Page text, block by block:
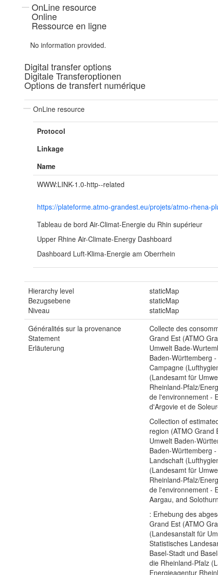
OnLine resource
Online
Ressource en ligne
No information provided.
Digital transfer options
Digitale Transferoptionen
Options de transfert numérique
OnLine resource
Protocol
Linkage
Name
WWW:LINK-1.0-http--related
https://plateforme.atmo-grandest.eu/projets/atmo-rhena-
Tableau de bord Air-Climat-Energie du Rhin supérieur
Upper Rhine Air-Climate-Energy Dashboard
Dashboard Luft-Klima-Energie am Oberrhein
Hierarchy level
Bezugsebene
Niveau
staticMap
staticMap
staticMap
Généralités sur la provenance
Statement
Erläuterung
Collecte des
Grand Est (ATMO
Umwelt Bade-
Baden-Württemberg
Campagne
(Landesamt für
Rheinland-Pfalz/
de l'environnement -
d'Argovie et de
Collection of
region (ATMO Grand
Umwelt Baden-
Baden-Württemberg
Landschaft
(Landesamt für
Rheinland-Pfalz/
de l'environnement -
Aargau, and
: Erhebung des
Grand Est (ATMO
(Landesanstalt für
Statistisches
Basel-Stadt und
die Rheinland-Pfalz
Energieagentur